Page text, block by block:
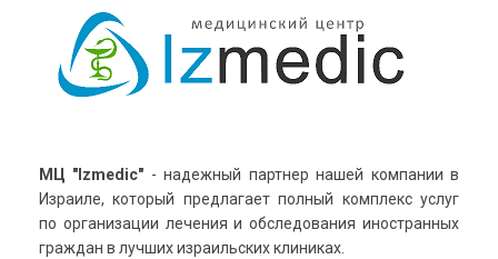
МЦ "Izmedic" - надежный партнер нашей компании в
Израиле, который предлагает полный комплекс услуг
по организации лечения и обследования иностранных
граждан в лучших израильских клиниках.